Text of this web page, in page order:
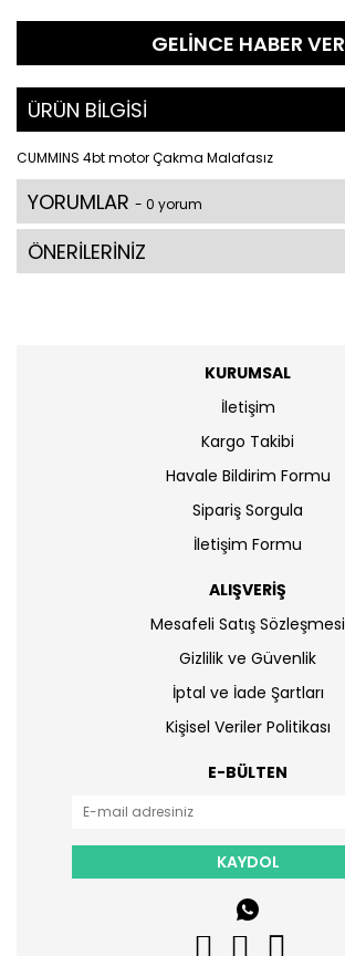
GELİNCE HABER VER
ÜRÜN BİLGİSİ
CUMMINS 4bt motor Çakma Malafasız
YORUMLAR - 0 yorum
ÖNERİLERİNİZ
KURUMSAL
İletişim
Kargo Takibi
Havale Bildirim Formu
Sipariş Sorgula
İletişim Formu
ALIŞVERİŞ
Mesafeli Satış Sözleşmesi
Gizlilik ve Güvenlik
İptal ve İade Şartları
Kişisel Veriler Politikası
E-BÜLTEN
KAYDOL